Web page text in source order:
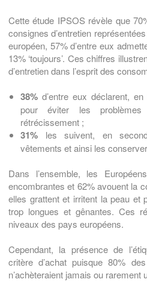
Cette étude IPSOS révèle que
consignes d’entretien
européen, 57% d’entre eux
13% ‘toujours’. Ces chiffres
d’entretien dans l’esprit des
38% d’entre eux déclarent,
pour éviter les
rétrécissement ;
31% les suivent, en
vêtements et ainsi les
Dans l’ensemble, les
encombrantes et 62% avouent la
elles grattent et irritent la peau et
trop longues et gênantes. Ces
niveaux des pays européens.
Cependant, la présence de
critère d’achat puisque 80%
n’achèteraient jamais ou rarement